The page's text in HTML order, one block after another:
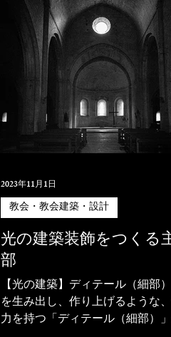
光の建築装飾をつくる
部
【光の建築】ディテール（細部） 「かたち」
を生み出し、作り上げるような、
力を持つ「ディテール（細部）」
教会・教会建築・設計
2023年11月1日